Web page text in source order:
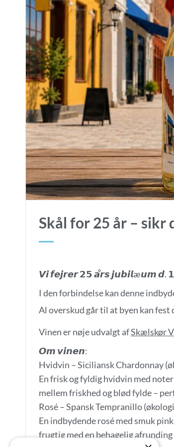
Skål for 25 år –
𝙑𝙞 𝙛𝙚𝙟𝙧𝙚𝙧 𝟮𝟱 𝙖̊𝙧𝙨 𝙟𝙪𝙗𝙞𝙡æ𝙪𝙢 𝙙.
I den forbindelse kan denne
Al overskud går til at byen kan fest
Vinen er nøje udvalgt afSkælskør
𝙊𝙢 𝙫𝙞𝙣𝙚𝙣:
Hvidvin – Siciliansk Chardonnay
En frisk og fyldig hvidvin med
mellem friskhed og blød fylde –
Rosé – Spansk Tempranillo
En indbydende rosé med smuk
frugtig med en behagelig